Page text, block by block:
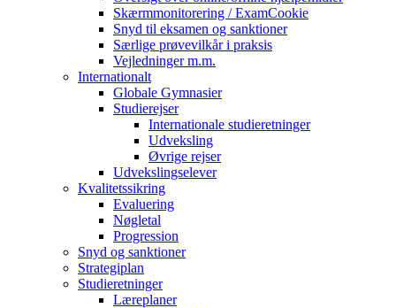
Skærmmonitorering / ExamCookie
Snyd til eksamen og sanktioner
Særlige prøvevilkår i praksis
Vejledninger m.m.
Internationalt
Globale Gymnasier
Studierejser
Internationale studieretninger
Udveksling
Øvrige rejser
Udvekslingselever
Kvalitetssikring
Evaluering
Nøgletal
Progression
Snyd og sanktioner
Strategiplan
Studieretninger
Læreplaner